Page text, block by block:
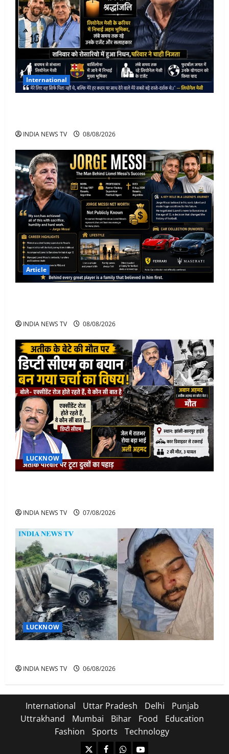
International
INDIA NEWS TV 08/08/2026
Article
INDIA NEWS TV 08/08/2026
LUCKNOW
INDIA NEWS TV 07/08/2026
LUCKNOW
INDIA NEWS TV 06/08/2026
International Uttar Pradesh Delhi
Punjab
Uttrakhand
Mumbai Bihar Food
Education
Fashion
Sports Technology
https://x.com
facebook.com
https:/whatsapp.com/
Youtube.com